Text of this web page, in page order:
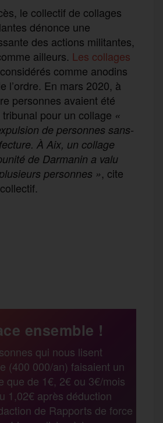
le collectif de collages
dénonce une
des actions militantes,
ailleurs. Les collages
comme anodins
l’ordre. En mars 2020, à
personnes avaient été
pour un collage «
de personnes sans-
À Aix, un collage
de Darmanin a valu
personnes », cite
t
e
l
s
a
g
ensemble !
qui nous lisent
(400 000/an) faisaient un
que de 1€, 2€ ou 3€/mois
1,02€ après déduction
de Rapports de force